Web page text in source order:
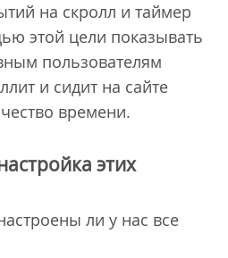
на скролл и таймер
этой цели показывать
пользователям
и сидит на сайте
времени.
этих
ли у нас все